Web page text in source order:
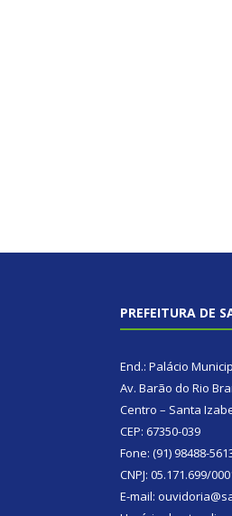
PREFEITURA DE
End.: Palácio
Av. Barão do Rio
Centro – Santa
CEP: 67350-039
Fone: (91) 98488-
CNPJ: 05.171.699/
E-mail: